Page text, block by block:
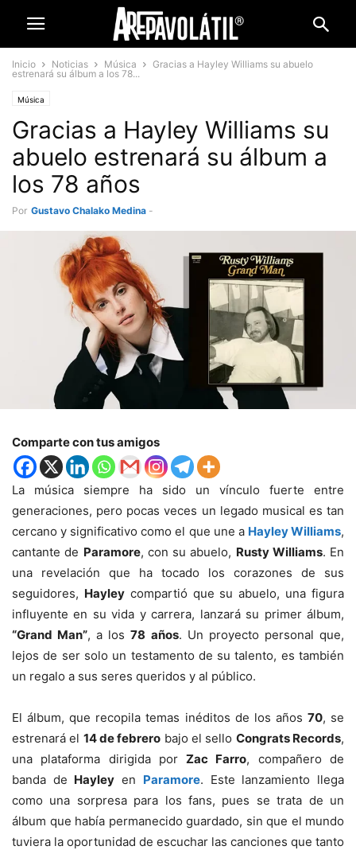
Inicio Noticias Música
Gracias a Hayley Williams su abuelo
estrenará su álbum a los 78...
Música
Gracias a Hayley Williams su
abuelo estrenará su álbum a
los 78 años
Por Gustavo Chalako Medina -
Comparte con tus amigos
La música siempre ha sido un vínculo fuerte entre
generaciones, pero pocas veces un legado musical es tan
cercano y significativo como el que une a Hayley Williams,
cantante de Paramore, con su abuelo, Rusty Williams. En
una revelación que ha tocado los corazones de sus
seguidores, Hayleycompartió que su abuelo, una figura
influyente en su vida y carrera, lanzará su primer álbum,
“Grand Man”, a los78 años. Un proyecto personal que,
lejos de ser solo un testamento de su talento, es también
un regalo a sus seres queridos y al público.
El álbum, que recopila temas inéditos de los años 70, se
estrenará el 14 de febrero bajo el sello Congrats Records,
una plataforma dirigida porZac Farro, compañero de
banda de Hayley en Paramore. Este lanzamiento llega
como una sorpresa para los fans, pues se trata de un
álbum que había permanecido guardado, sin que el mundo
tuviera la oportunidad de escuchar las canciones que tanto